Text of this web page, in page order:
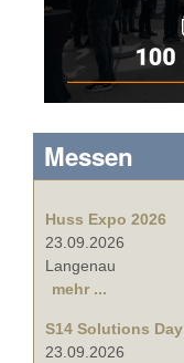
Bowie is“
Messen
Huss Expo 2026
23.09.2026
Langenau
mehr ...
S14 Solutions Day
23.09.2026